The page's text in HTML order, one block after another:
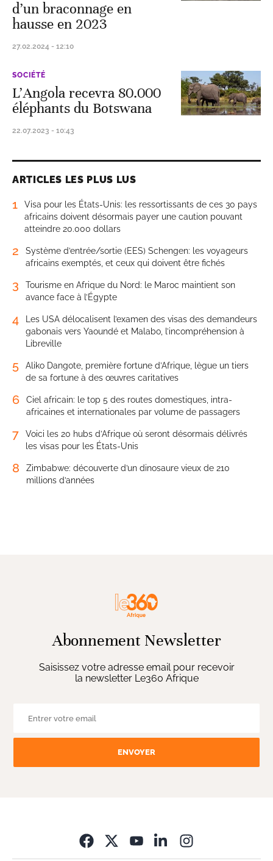
d’un braconnage en
hausse en 2023
27.02.2024 - 12:10
SOCIÉTÉ
L’Angola recevra 80.000
éléphants du Botswana
22.07.2023 - 10:43
ARTICLES LES PLUS LUS
1
Visa pour les États-Unis: les ressortissants de ces 30 pays
africains doivent désormais payer une caution pouvant
atteindre 20.000 dollars
2
Système d’entrée/sortie (EES) Schengen: les voyageurs
africains exemptés, et ceux qui doivent être fichés
3
Tourisme en Afrique du Nord: le Maroc maintient son
avance face à l’Égypte
4
Les USA délocalisent l’examen des visas des demandeurs
gabonais vers Yaoundé et Malabo, l’incompréhension à
Libreville
5
Aliko Dangote, première fortune d’Afrique, lègue un tiers
de sa fortune à des œuvres caritatives
6
Ciel africain: le top 5 des routes domestiques, intra-
africaines et internationales par volume de passagers
7
Voici les 20 hubs d’Afrique où seront désormais délivrés
les visas pour les États-Unis
8
Zimbabwe: découverte d’un dinosaure vieux de 210
millions d’années
Abonnement Newsletter
Saisissez votre adresse email pour recevoir
la newsletter Le360 Afrique
ENVOYER